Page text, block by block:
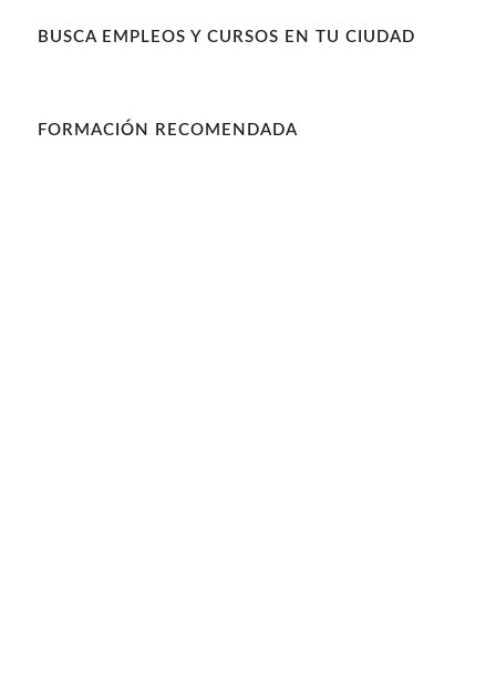
BUSCA EMPLEOS Y CURSOS EN TU CIUDAD
FORMACIÓN RECOMENDADA